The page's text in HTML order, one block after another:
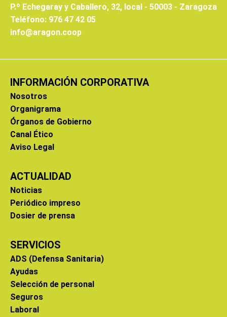
P.º Echegaray y Caballero, 32, local - 50003 - Zaragoza
Teléfono: 976 47 42 05
info@aragon.coop
INFORMACIÓN CORPORATIVA
Nosotros
Organigrama
Órganos de Gobierno
Canal Ético
Aviso Legal
ACTUALIDAD
Noticias
Periódico impreso
Dosier de prensa
SERVICIOS
ADS (Defensa Sanitaria)
Ayudas
Selección de personal
Seguros
Laboral